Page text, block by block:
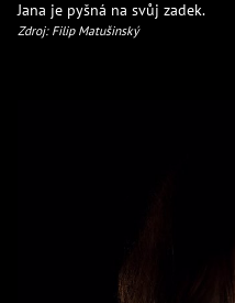
Jana je pyšná na svůj zadek.
Zdroj: Filip Matušinský